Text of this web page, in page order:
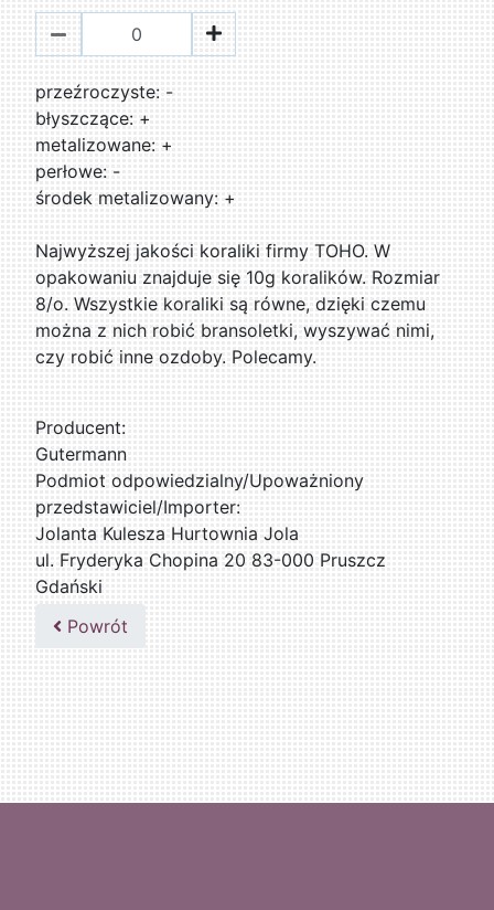
przeźroczyste: -
błyszczące: +
metalizowane: +
perłowe: -
środek metalizowany: +
Najwyższej jakości koraliki firmy TOHO. W
opakowaniu znajduje się 10g koralików. Rozmiar
8/o. Wszystkie koraliki są równe, dzięki czemu
można z nich robić bransoletki, wyszywać nimi,
czy robić inne ozdoby. Polecamy.
Producent:
Gutermann
Podmiot odpowiedzialny/Upoważniony
przedstawiciel/Importer:
Jolanta Kulesza Hurtownia Jola
ul. Fryderyka Chopina 20 83-000 Pruszcz
Gdański
Powrót